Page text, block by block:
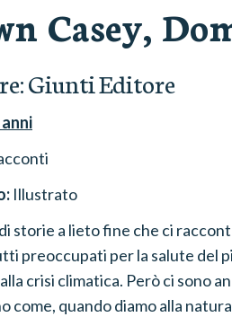
Casey,
Giunti Editore
anni
Illustrato
storie a lieto fine che ci
preoccupati per la salute del
crisi climatica. Però ci sono
come, quando diamo alla